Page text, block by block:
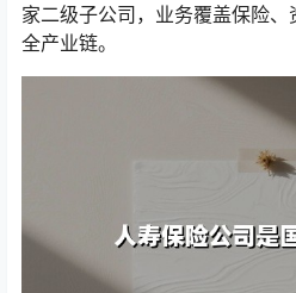
家二级子公司，业务覆盖保险
全产业链。